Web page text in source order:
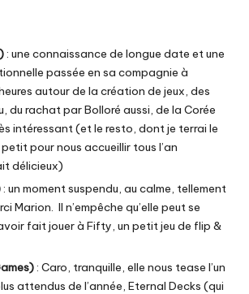
: une connaissance de longue date et une
passée en sa compagnie à
autour de la création de jeux, des
du rachat par Bolloré aussi, de la Corée
intéressant (et le resto, dont je terrai le
pour nous accueillir tous l’an
délicieux)
: un moment suspendu, au calme, tellement
Marion. Il n’empêche qu’elle peut se
fait jouer à Fifty, un petit jeu de flip &
: Caro, tranquille, elle nous tease l’un
attendus de l’année, Eternal Decks (qui